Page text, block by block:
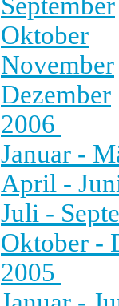
Oktober
November
Dezember
2006
Januar -
April -
Juli -
Oktober -
2005